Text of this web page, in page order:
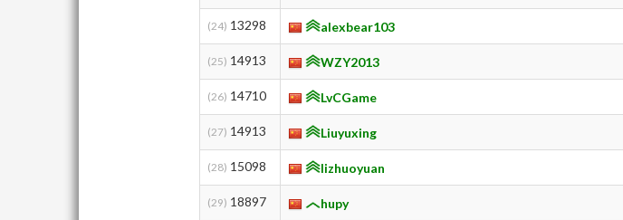
(24) 13298 alexbear103
(25) 14913 WZY2013
(26) 14710 LvCGame
(27) 14913 Liuyuxing
(28) 15098 lizhuoyuan
(29) 18897 hupy